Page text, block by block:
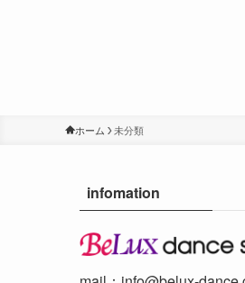
ホーム 未分類
infomation